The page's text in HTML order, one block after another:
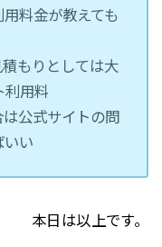
料金が教えても
もりとしては大
利用料
公式サイトの問
いい
本日は以上です。